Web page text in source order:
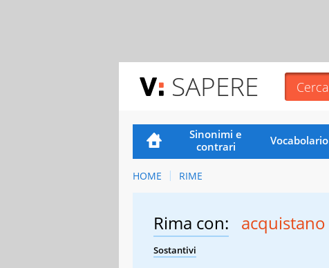
SAPERE
Sinonimi e
contrari
Vocabolario
HOME RIME
Rima con: acquistano
Sostantivi